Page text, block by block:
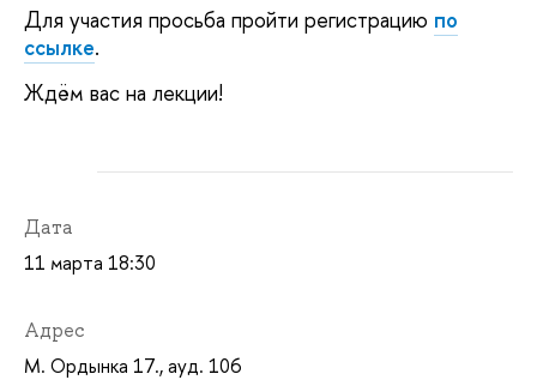
Для участия просьба пройти регистрацию по
ссылке.
Ждём вас на лекции!
Дата
11 марта 18:30
Адрес
М. Ордынка 17., ауд. 106